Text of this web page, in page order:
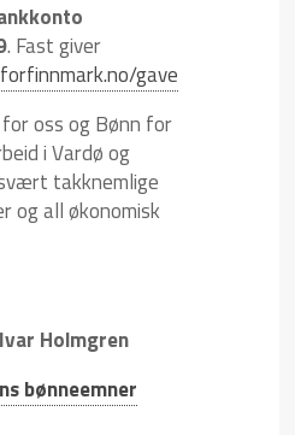
. Fast giver
gave
oss og Bønn for
i Vardø og
takknemlige
og all økonomisk
Holmgren
bønneemner